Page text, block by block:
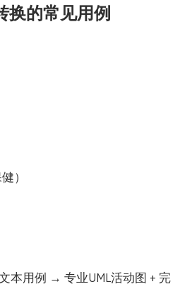
换的常见用例
）
本用例 → 专业UML活动图 + 完